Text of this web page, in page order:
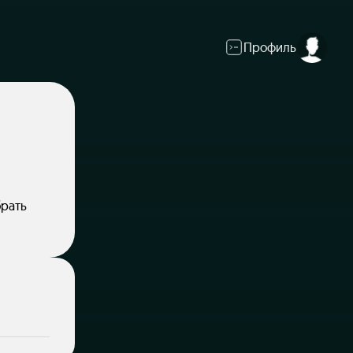
Профиль